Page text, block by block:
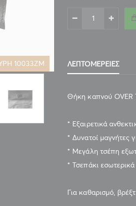
10033ZM ΔΕΡΜΑΤΙΝΗ
ΛΕΠΤΟΜΈΡΕΙΕΣ
Θήκη καπνού OVER
* Εξαιρετικά
* Δυνατοί μαγνήτες
* Μεγάλη τσέπη
* Τσεπάκι εσωτερικά
Για καθαρισμό,